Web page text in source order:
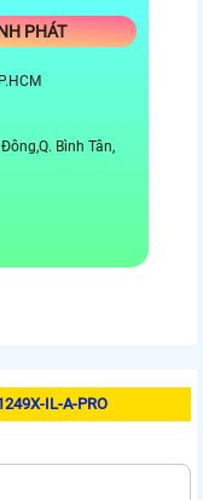
PHÁT
Bình Tân,
IL-A-PRO